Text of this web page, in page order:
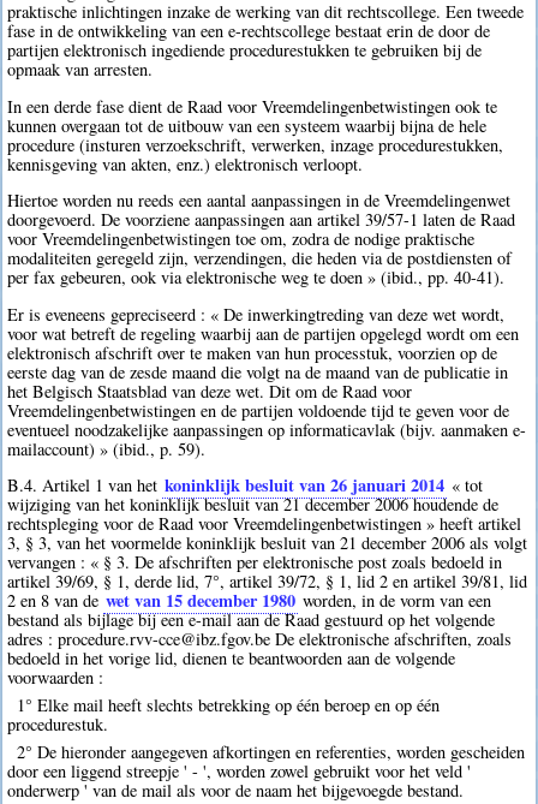
praktische inlichtingen inzake de werking van dit rechtscollege. Een tweede
fase in de ontwikkeling van een e-rechtscollege bestaat erin de door de
partijen elektronisch ingediende procedurestukken te gebruiken bij de
opmaak van arresten.
In een derde fase dient de Raad voor Vreemdelingenbetwistingen ook te
kunnen overgaan tot de uitbouw van een systeem waarbij bijna de hele
procedure (insturen verzoekschrift, verwerken, inzage procedurestukken,
kennisgeving van akten, enz.) elektronisch verloopt.
Hiertoe worden nu reeds een aantal aanpassingen in de Vreemdelingenwet
doorgevoerd. De voorziene aanpassingen aan artikel 39/57-1 laten de Raad
voor Vreemdelingenbetwistingen toe om, zodra de nodige praktische
modaliteiten geregeld zijn, verzendingen, die heden via de postdiensten of
per fax gebeuren, ook via elektronische weg te doen » (ibid., pp. 40-41).
Er is eveneens gepreciseerd : « De inwerkingtreding van deze wet wordt,
voor wat betreft de regeling waarbij aan de partijen opgelegd wordt om een
elektronisch afschrift over te maken van hun processtuk, voorzien op de
eerste dag van de zesde maand die volgt na de maand van de publicatie in
het Belgisch Staatsblad van deze wet. Dit om de Raad voor
Vreemdelingenbetwistingen en de partijen voldoende tijd te geven voor de
eventueel noodzakelijke aanpassingen op informaticavlak (bijv. aanmaken e-
mailaccount) » (ibid., p. 59).
B.4. Artikel 1 van het koninklijk besluit van 26 januari 2014 « tot
wijziging van het koninklijk besluit van 21 december 2006 houdende de
rechtspleging voor de Raad voor Vreemdelingenbetwistingen » heeft artikel
3, § 3, van het voormelde koninklijk besluit van 21 december 2006 als volgt
vervangen : « § 3. De afschriften per elektronische post zoals bedoeld in
artikel 39/69, § 1, derde lid, 7°, artikel 39/72, § 1, lid 2 en artikel 39/81, lid
2 en 8 van de wet van 15 december 1980 worden, in de vorm van een
bestand als bijlage bij een e-mail aan de Raad gestuurd op het volgende
adres : procedure.rvv-cce@ibz.fgov.be De elektronische afschriften, zoals
bedoeld in het vorige lid, dienen te beantwoorden aan de volgende
voorwaarden :
1° Elke mail heeft slechts betrekking op één beroep en op één
procedurestuk.
2° De hieronder aangegeven afkortingen en referenties, worden gescheiden
door een liggend streepje ' - ', worden zowel gebruikt voor het veld '
onderwerp ' van de mail als voor de naam het bijgevoegde bestand.